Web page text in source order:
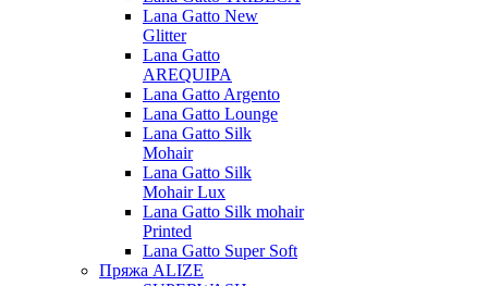
Lana Gatto New
Glitter
Lana Gatto
AREQUIPA
Lana Gatto Argento
Lana Gatto Lounge
Lana Gatto Silk
Mohair
Lana Gatto Silk
Mohair Lux
Lana Gatto Silk mohair
Printed
Lana Gatto Super Soft
Пряжа ALIZE